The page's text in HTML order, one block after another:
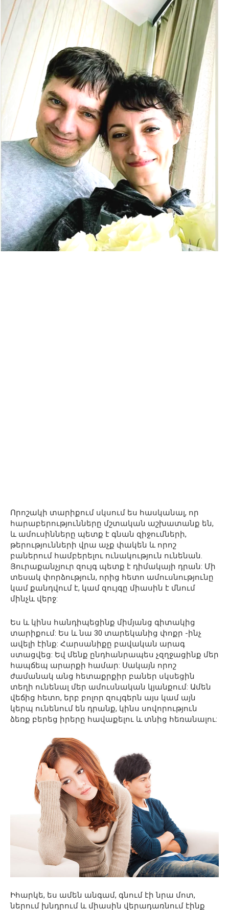
Որոշակի տարիքում սկսում ես հասկանալ, որ
հարաբերությունները մշտական ​​աշխատանք են,
և ամուսինները պետք է գնան զիջումների,
թերությունների վրա աչք փակեն և որոշ
բաներում համբերելու ունակություն ունենան.
Յուրաքանչյուր զույգ պետք է դիմակայի դրան: Մի
տեսակ փորձություն, որից հետո ամուսնությունը
կամ քանդվում է, կամ զույգը միասին է մնում
մինչև վերջ:
Ես և կինս հանդիպեցինք միմյանց գիտակից
տարիքում: Ես և նա 30 տարեկանից փոքր -ինչ
ավելի էինք: Հարսանիքը բավական արագ
ստացվեց: Եվ մենք ընդհանրապես չզղջացինք մեր
հապճեպ արարքի համար: Սակայն որոշ
ժամանակ անց հետաքրքիր բաներ սկսեցին
տեղի ունենալ մեր ամուսնական կյանքում: Ամեն
վեճից հետո, երբ բոլոր զույգերն այս կամ այն ​​
կերպ ունենում են դրանք, կինս սովորություն
ձեռք բերեց իրերը հավաքելու և տնից հեռանալու:
Իհարկե, ես ամեն անգամ, գնում էի նրա մոտ,
ներում խնդրում և միասին վերադառնում էինք